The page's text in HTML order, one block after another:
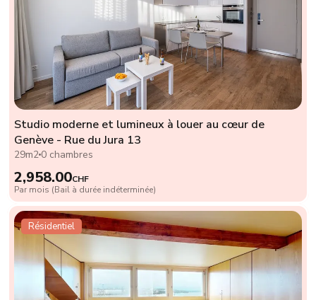
Studio moderne et lumineux à louer au cœur de
Genève - Rue du Jura 13
29m2 0 chambres
2,958.00CHF
Par mois (Bail à durée indéterminée)
Résidentiel